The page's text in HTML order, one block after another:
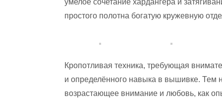
умелое сочетание хардангера и
простого полотна богатую кружевную
Кропотливая техника, требующая
и определённого навыка в вышивке. Тем
возрастающее внимание и любовь, как